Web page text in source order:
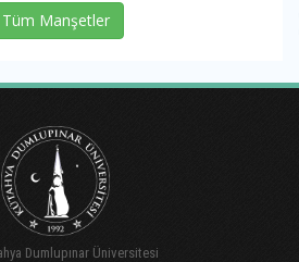
Tüm Manşetler
Dumlupınar Üniversitesi